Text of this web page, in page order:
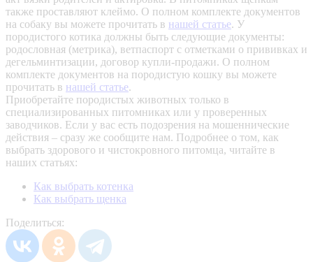
также проставляют клеймо. О полном комплекте документов
на собаку вы можете прочитать в нашей статье. У
породистого котика должны быть следующие документы:
родословная (метрика), ветпаспорт с отметками о прививках и
дегельминтизации, договор купли-продажи. О полном
комплекте документов на породистую кошку вы можете
прочитать в нашей статье.
Приобретайте породистых животных только в
специализированных питомниках или у проверенных
заводчиков. Если у вас есть подозрения на мошеннические
действия – сразу же сообщите нам. Подробнее о том, как
выбрать здорового и чистокровного питомца, читайте в
наших статьях:
Как выбрать котенка
Как выбрать щенка
Поделиться: